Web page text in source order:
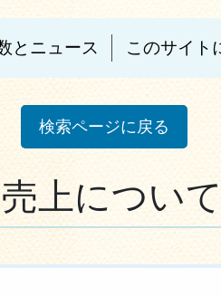
とニュース このサイト
検索ページに戻る
上につい